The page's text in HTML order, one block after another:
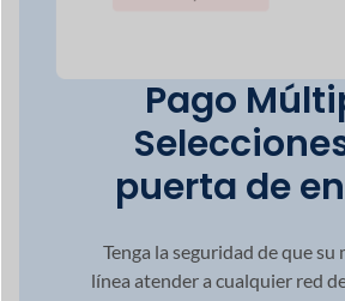
Pago
puerta de
Tenga la seguridad de que su
líneaatender a cualquier red de